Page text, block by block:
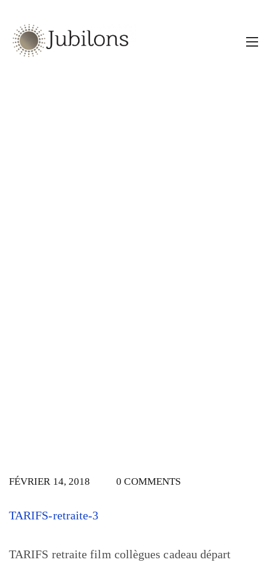
FÉVRIER 14, 2018 0 COMMENTS
TARIFS-retraite-3
TARIFS retraite film collègues cadeau départ